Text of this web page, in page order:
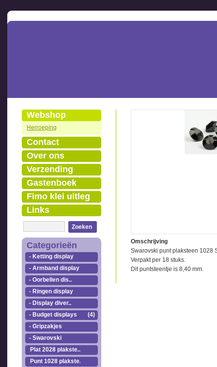
Webshop
Herroeping
Contact
Over ons
Verzending
Gastenboek
Fimo klei uitleg
Links
Zoeken
Categorieën
- Ketting display
- Armband display
- Oorbellen dis..
- Ringen display
- Display diver..
- Budget displays
(4)
- Gripzakjes
- Swarovski
Plat 2028 plakste..
Punt 1028 plakste..
Omschrijving
Swarovski punt plaksteen 1028
Verpakt per 18 stuks.
Dit puntsteentje is 8,40 mm.